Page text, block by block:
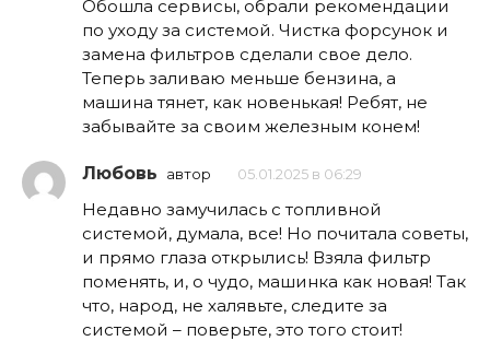
Обошла сервисы, обрали рекомендации
по уходу за системой. Чистка форсунок и
замена фильтров сделали свое дело.
Теперь заливаю меньше бензина, а
машина тянет, как новенькая! Ребят, не
забывайте за своим железным конем!
Любовь автор 05.01.2025 в 06:29
Недавно замучилась с топливной
системой, думала, все! Но почитала советы,
и прямо глаза открылись! Взяла фильтр
поменять, и, о чудо, машинка как новая! Так
что, народ, не халявьте, следите за
системой – поверьте, это того стоит!